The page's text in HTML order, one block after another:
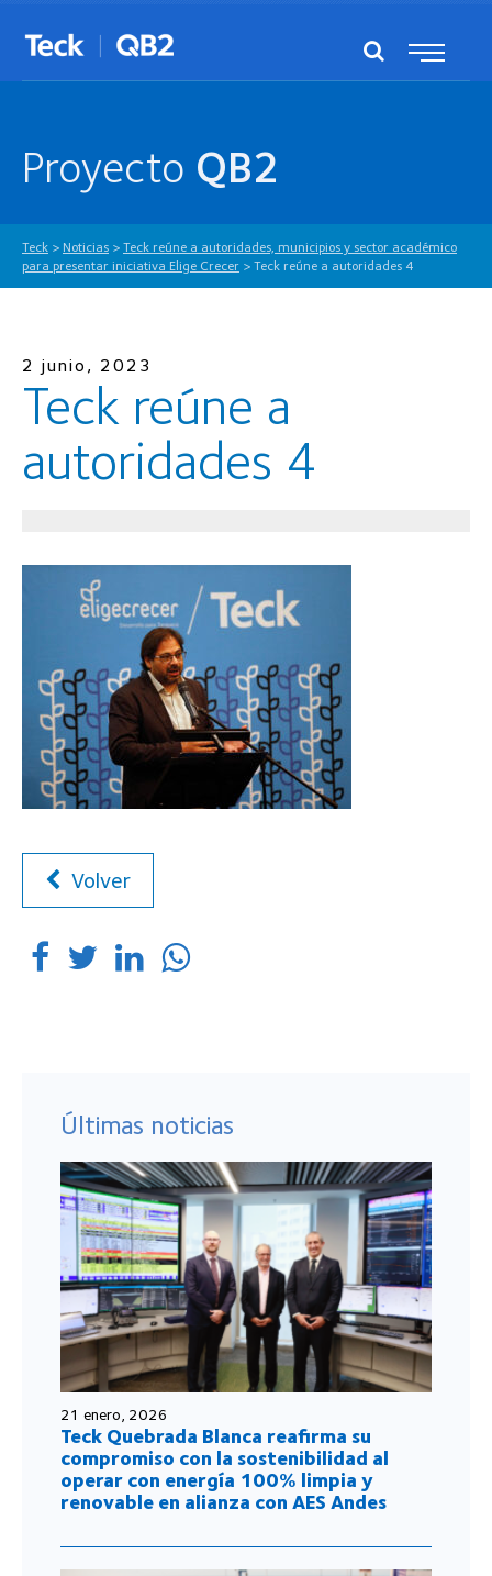
Proyecto QB2
Teck > Noticias > Teck reúne a autoridades, municipios y sector académico
para presentar iniciativa Elige Crecer > Teck reúne a autoridades 4
2 junio, 2023
Teck reúne a
autoridades 4
Volver
Últimas noticias
21 enero, 2026
Teck Quebrada Blanca reafirma su
compromiso con la sostenibilidad al
operar con energía 100% limpia y
renovable en alianza con AES Andes